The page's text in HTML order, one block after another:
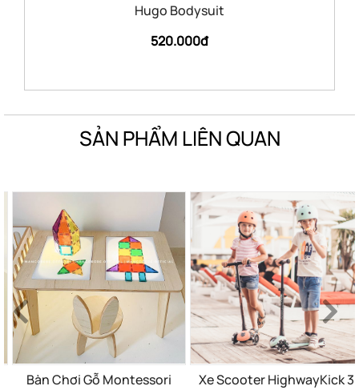
Hugo Bodysuit
520.000đ
SẢN PHẨM LIÊN QUAN
Bàn Chơi Gỗ Montessori
Xe Scooter HighwayKick 3